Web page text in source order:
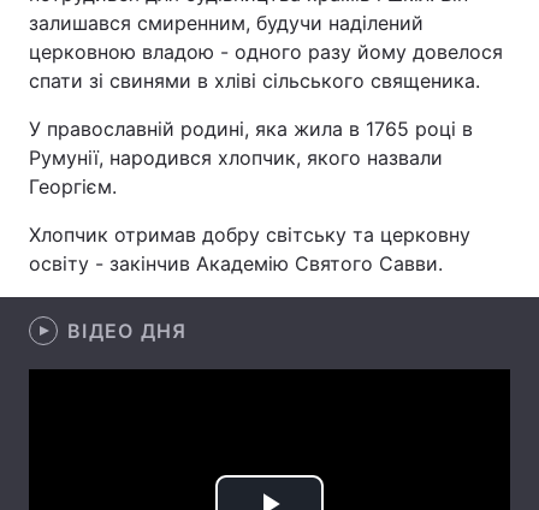
Головна Війна
Економіка
залишався смиренним, будучи наділений
церковною владою - одного разу йому довелося
спати зі свинями в хліві сільського священика.
У православній родині, яка жила в 1765 році в
Румунії, народився хлопчик, якого назвали
Георгієм.
Хлопчик отримав добру світську та церковну
освіту - закінчив Академію Святого Савви.
ВІДЕО ДНЯ